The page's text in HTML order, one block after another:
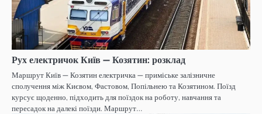
Рух електричок Київ — Козятин: розклад
Маршрут Київ — Козятин електричка — приміське залізничне
сполучення між Києвом, Фастовом, Попільнею та Козятином. Поїзд
курсує щоденно, підходить для поїздок на роботу, навчання та
пересадок на далекі поїзди. Маршрут…